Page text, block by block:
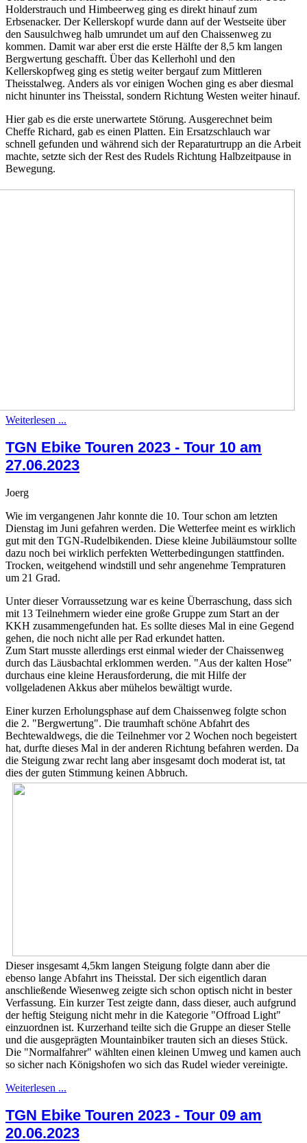
Holderstrauch und Himbeerweg ging es direkt hinauf zum
Erbsenacker. Der Kellerskopf wurde dann auf der Westseite über
den Sausulchweg halb umrundet um auf den Chaissenweg zu
kommen. Damit war aber erst die erste Hälfte der 8,5 km langen
Bergwertung geschafft. Über das Kellerhohl und den
Kellerskopfweg ging es stetig weiter bergauf zum Mittleren
Theisstalweg. Anders als vor einigen Wochen ging es aber diesmal
nicht hinunter ins Theisstal, sondern Richtung Westen weiter hinauf.
Hier gab es die erste unerwartete Störung. Ausgerechnet beim
Cheffe Richard, gab es einen Platten. Ein Ersatzschlauch war
schnell gefunden und während sich der Reparaturtrupp an die Arbeit
machte, setzte sich der Rest des Rudels Richtung Halbzeitpause in
Bewegung.
Weiterlesen ...
TGN Ebike Touren 2023 - Tour 10 am
27.06.2023
Joerg
Wie im vergangenen Jahr konnte die 10. Tour schon am letzten
Dienstag im Juni gefahren werden. Die Wetterfee meint es wirklich
gut mit den TGN-Rudelbikenden. Diese kleine Jubiläumstour sollte
dazu noch bei wirklich perfekten Wetterbedingungen stattfinden.
Trocken, weitgehend windstill und sehr angenehme Tempraturen
um 21 Grad.
Unter dieser Vorraussetzung war es keine Überraschung, dass sich
mit 13 Teilnehmern wieder eine große Gruppe zum Start an der
KKH zusammengefunden hat. Es sollte dieses Mal in eine Gegend
gehen, die noch nicht alle per Rad erkundet hatten.
Zum Start musste allerdings erst einmal wieder der Chaissenweg
durch das Läusbachtal erklommen werden. "Aus der kalten Hose"
durchaus eine kleine Herausforderung, die mit Hilfe der
vollgeladenen Akkus aber mühelos bewältigt wurde.
Einer kurzen Erholungsphase auf dem Chaissenweg folgte schon
die 2. "Bergwertung". Die traumhaft schöne Abfahrt des
Bechtewaldwegs, die die Teilnehmer vor 2 Wochen noch begeistert
hat, durfte dieses Mal in der anderen Richtung befahren werden. Da
die Steigung zwar recht lang aber insgesamt doch moderat ist, tat
dies der guten Stimmung keinen Abbruch.
Dieser insgesamt 4,5km langen Steigung folgte dann aber die
ebenso lange Abfahrt ins Theisstal. Der sich eigentlich daran
anschließende Wiesenweg zeigte sich schon optisch nicht in bester
Verfassung. Ein kurzer Test zeigte dann, dass dieser, auch aufgrund
der heftig Steigung nicht mehr in die Kategorie "Offroad Light"
einzuordnen ist. Kurzerhand teilte sich die Gruppe an dieser Stelle
und die ausgeprägten Mountainbiker trauten sich an dieses Stück.
Die "Normalfahrer" wählten einen kleinen Umweg und kamen auch
so sicher nach Königshofen wo sich das Rudel wieder vereinigte.
Weiterlesen ...
TGN Ebike Touren 2023 - Tour 09 am
20.06.2023